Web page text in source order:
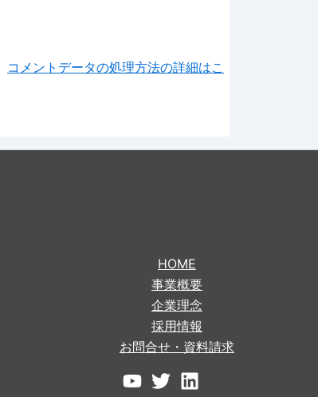
コメントデータの処理方法の詳細はこ
HOME
事業概要
企業理念
採用情報
お問合せ・資料請求